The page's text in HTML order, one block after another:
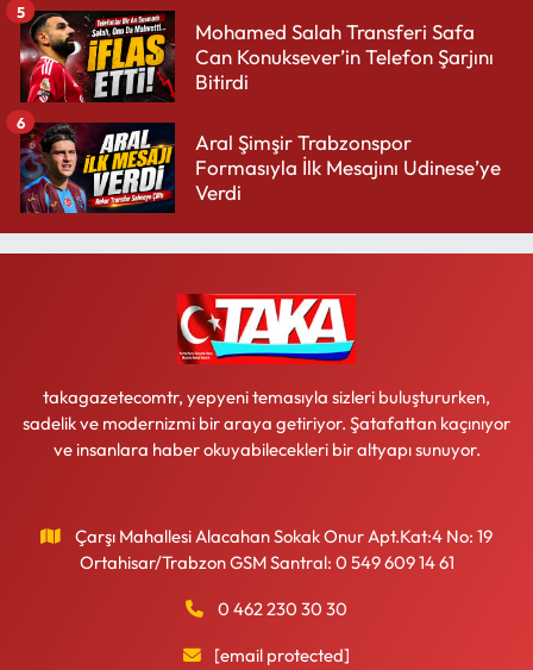
Mohamed Salah Transferi Safa
Can Konuksever’in Telefon Şarjını
Bitirdi
5
Aral Şimşir Trabzonspor
Formasıyla İlk Mesajını Udinese’ye
Verdi
6
takagazetecomtr, yepyeni temasıyla sizleri buluştururken,
sadelik ve modernizmi bir araya getiriyor. Şatafattan kaçınıyor
ve insanlara haber okuyabilecekleri bir altyapı sunuyor.
Çarşı Mahallesi Alacahan Sokak Onur Apt.Kat:4 No: 19
Ortahisar/Trabzon GSM Santral: 0 549 609 14 61
0 462 230 30 30
[email protected]